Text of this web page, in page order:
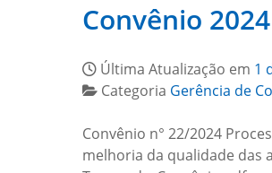
Convênio 2024
Última Atualização em 1
Categoria Gerência de
Convênio n° 22/2024
melhoria da qualidade